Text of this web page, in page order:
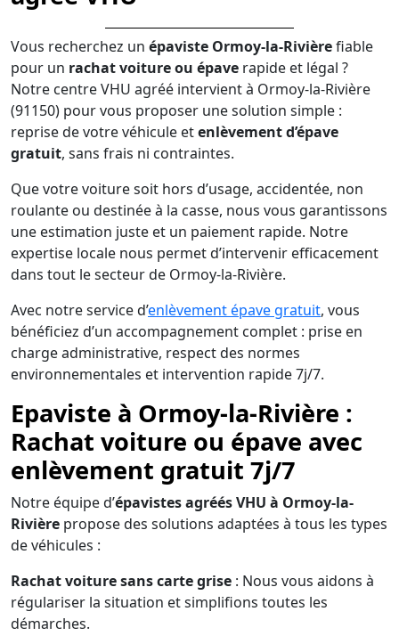
Vous recherchez un épaviste Ormoy-la-Rivièrefiable
pour un rachat voiture ou épave rapide et légal ?
Notre centre VHU agréé intervient à Ormoy-la-Rivière
(91150) pour vous proposer une solution simple :
reprise de votre véhicule etenlèvement d’épave
gratuit, sans frais ni contraintes.
Que votre voiture soit hors d’usage, accidentée, non
roulante ou destinée à la casse, nous vous garantissons
une estimation juste et un paiement rapide. Notre
expertise locale nous permet d’intervenir efficacement
dans tout le secteur de Ormoy-la-Rivière.
Avec notre service d’enlèvement épave gratuit, vous
bénéficiez d’un accompagnement complet : prise en
charge administrative, respect des normes
environnementales et intervention rapide 7j/7.
Epaviste à Ormoy-la-Rivière :
Rachat voiture ou épave avec
enlèvement gratuit 7j/7
Notre équipe d’épavistes agréés VHU à Ormoy-la-
Rivière propose des solutions adaptées à tous les types
de véhicules :
Rachat voiture sans carte grise : Nous vous aidons à
régulariser la situation et simplifions toutes les
démarches.